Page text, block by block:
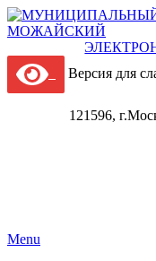
Версия для
121596,
Menu